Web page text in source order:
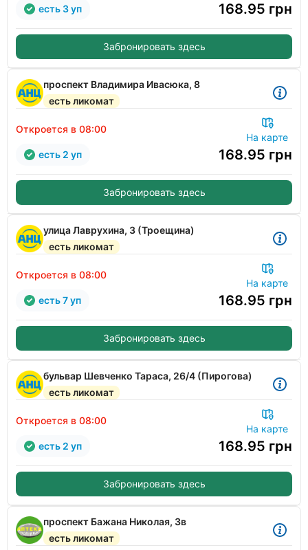
168.95 грн
есть 3 уп
Забронировать здесь
проспект Владимира Ивасюка, 8
есть ликомат
Откроется в 08:00
На карте
168.95 грн
есть 2 уп
Забронировать здесь
улица Лаврухина, 3 (Троещина)
есть ликомат
Откроется в 08:00
На карте
168.95 грн
есть 7 уп
Забронировать здесь
бульвар Шевченко Тараса, 26/4 (Пирогова)
есть ликомат
Откроется в 08:00
На карте
168.95 грн
есть 2 уп
Забронировать здесь
проспект Бажана Николая, 3в
есть ликомат